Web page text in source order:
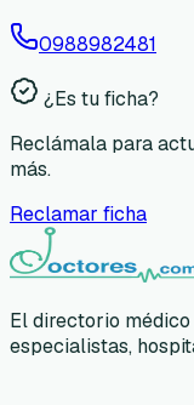
0988982481
¿Es tu ficha?
Reclámala para
más.
Reclamar ficha
El directorio
especialistas,